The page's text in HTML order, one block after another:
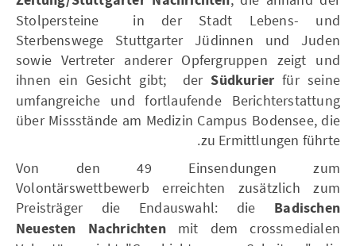
Stolpersteine in der Stadt Lebens- und
Sterbenswege Stuttgarter Jüdinnen und Juden
sowie Vertreter anderer Opfergruppen zeigt und
ihnen ein Gesicht gibt; der Südkurier für seine
umfangreiche und fortlaufende Berichterstattung
über Missstände am Medizin Campus Bodensee, die
zu Ermittlungen führte.
Von den 49 Einsendungen zum
Volontärswettbewerb erreichten zusätzlich zum
Preisträger die Endauswahl: die Badischen
Neuesten Nachrichtenmit dem crossmedialen